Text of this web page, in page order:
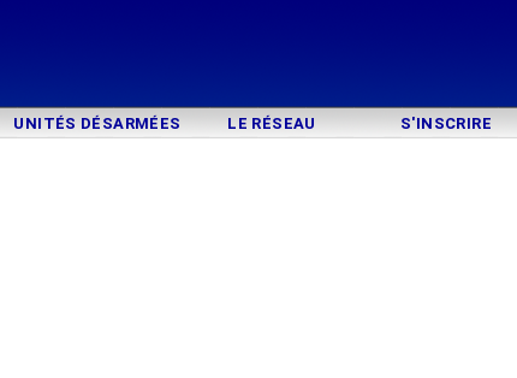
UNITÉS DÉSARMÉES LE RÉSEAU S'INSCRIRE